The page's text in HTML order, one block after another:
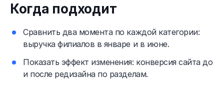
Когда подходит
Сравнить два момента по каждой категории:
выручка филиалов в январе и в июне.
Показать эффект изменения: конверсия сайта до
и после редизайна по разделам.